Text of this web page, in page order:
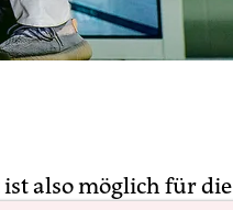
also möglich für die